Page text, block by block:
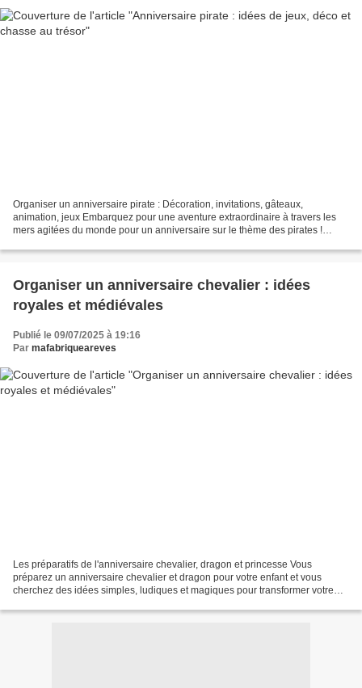
Organiser un anniversaire pirate : Décoration, invitations, gâteaux,
animation, jeux Embarquez pour une aventure extraordinaire à travers les
mers agitées du monde pour un anniversaire sur le thème des pirates !
Organiser un anniversaire chevalier : idées
royales et médiévales
Publié le 09/07/2025 à 19:16
Par mafabriqueareves
Les préparatifs de l'anniversaire chevalier, dragon et princesse Vous
préparez un anniversaire chevalier et dragon pour votre enfant et vous
cherchez des idées simples, ludiques et magiques pour transformer votre